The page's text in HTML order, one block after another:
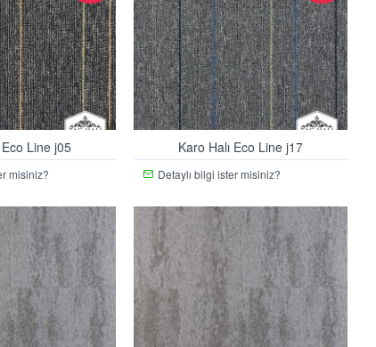
Eco Line j05
misiniz?
Karo Halı Eco Line j17
Detaylı bilgi ister misiniz?